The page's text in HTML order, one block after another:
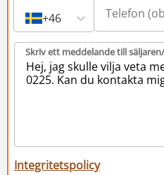
+46
Skriv ett meddelande till
Integritetspolicy